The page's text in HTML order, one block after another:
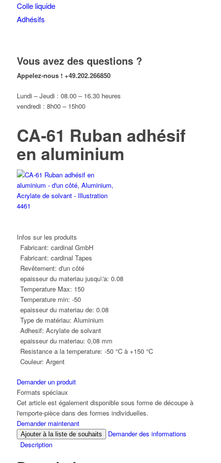
Colle liquide
Adhésifs
Vous avez des questions ?
Appelez-nous ! +49.202.266850
Lundi – Jeudi : 08.00 – 16.30 heures
vendredi : 8h00 – 15h00
CA-61 Ruban adhésif
en aluminium
Infos sur les produits
Fabricant: cardinal GmbH
Fabricant: cardinal Tapes
Revêtement: d'un côté
epaisseur du materiau jusqu\'a: 0.08
Temperature Max: 150
Temperature min: -50
epaisseur du materiau de: 0.08
Type de matériau: Aluminium
Adhesif: Acrylate de solvant
epaisseur du materiau: 0,08 mm
Resistance a la temperature: -50 °C à +150 °C
Couleur: Argent
Demander un produit
Formats spéciaux
Cet article est également disponible sous forme de découpe à
l'emporte-pièce dans des formes individuelles.
Demander maintenant
Ajouter à la liste de souhaits
Demander des informations
Description